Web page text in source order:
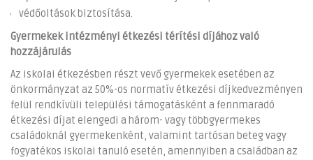
védőoltások biztosítása.
Gyermekek intézményi étkezési térítési díjához való
hozzájárulás
Az iskolai étkezésben részt vevő gyermekek esetében az
önkormányzat az 50%-os normatív étkezési díjkedvezményen
felül rendkívüli települési támogatásként a fennmaradó
étkezési díjat elengedi a három- vagy többgyermekes
családoknál gyermekenként, valamint tartósan beteg vagy
fogyatékos iskolai tanuló esetén, amennyiben a családban az